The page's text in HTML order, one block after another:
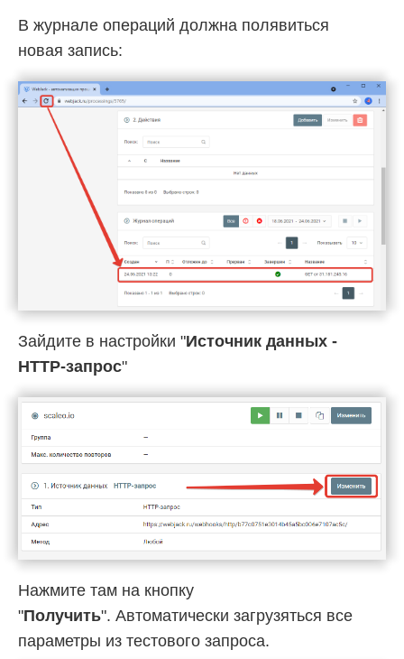
В журнале операций должна полявиться
новая запись:
Зайдите в настройки "Источник данных -
HTTP-запрос"
Нажмите там на кнопку
"Получить". Автоматически загрузяться все
параметры из тестового запроса.